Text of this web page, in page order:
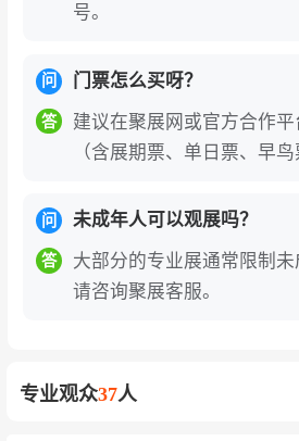
号。
问 门票怎么买呀？
答
建议在聚展网或官方合作
（含展期票、单日票、早鸟
问 未成年人可以观展吗？
答
大部分的专业展通常限制
请咨询聚展客服。
专业观众37人